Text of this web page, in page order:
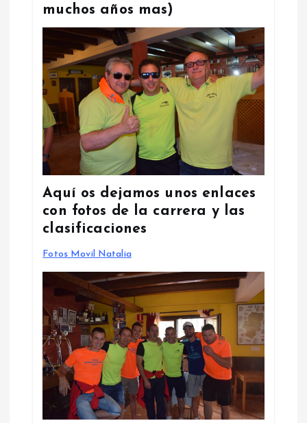
muchos años mas)
Aquí os dejamos unos enlaces
con fotos de la carrera y las
clasificaciones
Fotos Movil Natalia